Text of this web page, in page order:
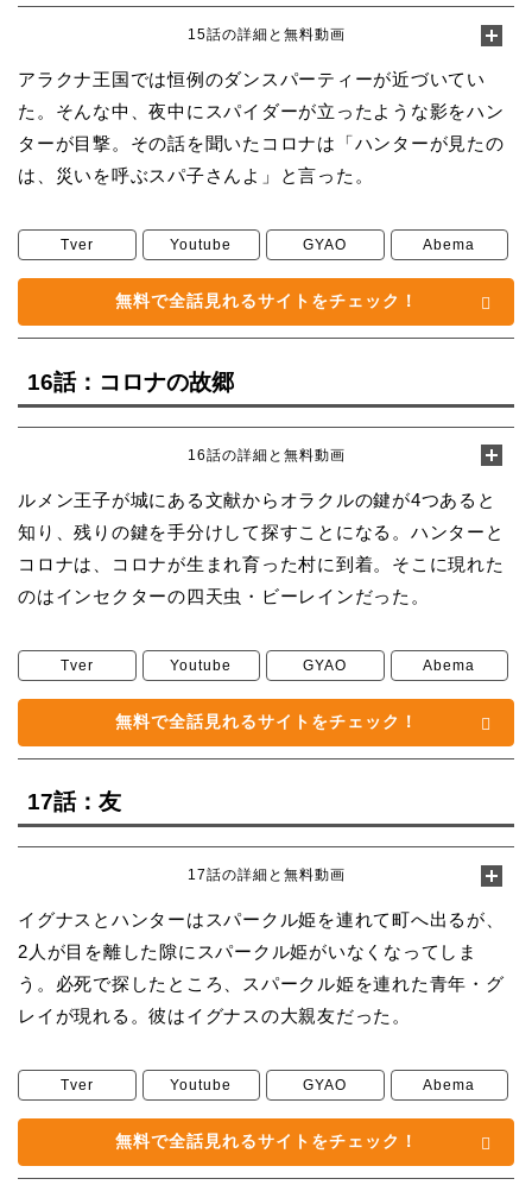
15話の詳細と無料動画
アラクナ王国では恒例のダンスパーティーが近づいてい
た。そんな中、夜中にスパイダーが立ったような影をハン
ターが目撃。その話を聞いたコロナは「ハンターが見たの
は、災いを呼ぶスパ子さんよ」と言った。
Tver Youtube GYAO Abema
無料で全話見れるサイトをチェック！
16話：コロナの故郷
16話の詳細と無料動画
ルメン王子が城にある文献からオラクルの鍵が4つあると
知り、残りの鍵を手分けして探すことになる。ハンターと
コロナは、コロナが生まれ育った村に到着。そこに現れた
のはインセクターの四天虫・ビーレインだった。
Tver Youtube GYAO Abema
無料で全話見れるサイトをチェック！
17話：友
17話の詳細と無料動画
イグナスとハンターはスパークル姫を連れて町へ出るが、
2人が目を離した隙にスパークル姫がいなくなってしま
う。必死で探したところ、スパークル姫を連れた青年・グ
レイが現れる。彼はイグナスの大親友だった。
Tver Youtube GYAO Abema
無料で全話見れるサイトをチェック！